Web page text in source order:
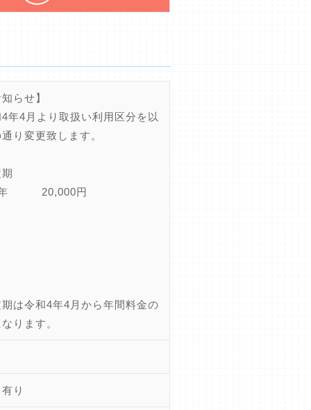
らせ】
年4月より取扱い利用区分を以
り変更致します。
20,000円
は令和4年4月から年間料金の
ります。
り